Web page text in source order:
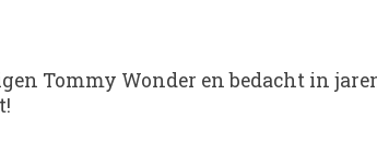
Tommy Wonder en bedacht in